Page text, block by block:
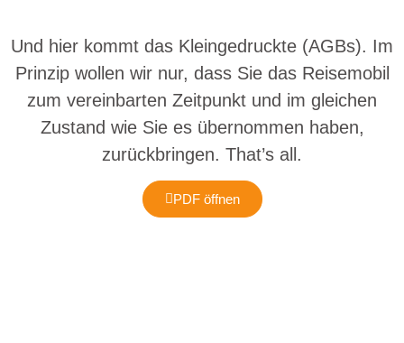
Und hier kommt das Kleingedruckte (AGBs). Im
Prinzip wollen wir nur, dass Sie das Reisemobil
zum vereinbarten Zeitpunkt und im gleichen
Zustand wie Sie es übernommen haben,
zurückbringen. That’s all.
PDF öffnen